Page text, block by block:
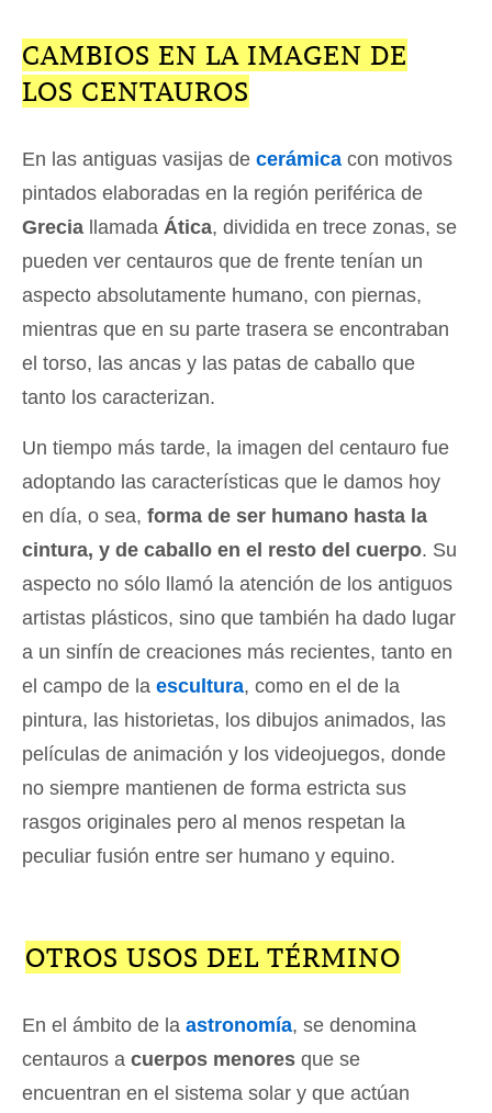
CAMBIOS EN LA IMAGEN DE
LOS CENTAUROS
En las antiguas vasijas de cerámica con motivos
pintados elaboradas en la región periférica de
Grecia llamada Ática, dividida en trece zonas, se
pueden ver centauros que de frente tenían un
aspecto absolutamente humano, con piernas,
mientras que en su parte trasera se encontraban
el torso, las ancas y las patas de caballo que
tanto los caracterizan.
Un tiempo más tarde, la imagen del centauro fue
adoptando las características que le damos hoy
en día, o sea, forma de ser humano hasta la
cintura, y de caballo en el resto del cuerpo. Su
aspecto no sólo llamó la atención de los antiguos
artistas plásticos, sino que también ha dado lugar
a un sinfín de creaciones más recientes, tanto en
el campo de la escultura, como en el de la
pintura, las historietas, los dibujos animados, las
películas de animación y los videojuegos, donde
no siempre mantienen de forma estricta sus
rasgos originales pero al menos respetan la
peculiar fusión entre ser humano y equino.
OTROS USOS DEL TÉRMINO
En el ámbito de la astronomía, se denomina
centauros a cuerpos menores que se
encuentran en el sistema solar y que actúan